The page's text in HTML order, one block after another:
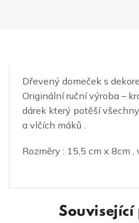
Dřevený domeček s
Originální ruční výroba –
dárek který potěší
a vlčích máků .
Rozměry : 15,5 cm x 8cm